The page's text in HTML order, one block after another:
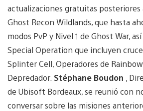
actualizaciones gratuitas
Ghost Recon Wildlands, que hasta
modos PvP y Nivel 1 de Ghost War,
Special Operation que incluyen
Splinter Cell, Operadores de
Depredador. Stéphane Boudon ,
de Ubisoft Bordeaux, se reunió con
conversar sobre las misiones